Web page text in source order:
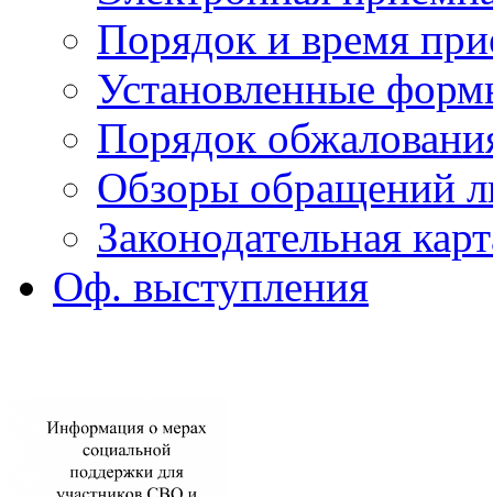
Порядок и время
Установленные
Порядок
Обзоры обращений
Законодательная
Оф. выступления